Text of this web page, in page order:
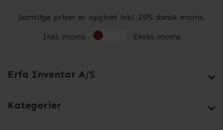
Samtlige priser er opgivet inkl. 25% dansk moms.
Inkl. moms Ekskl. moms
Erfa Inventar A/S
Kategorier